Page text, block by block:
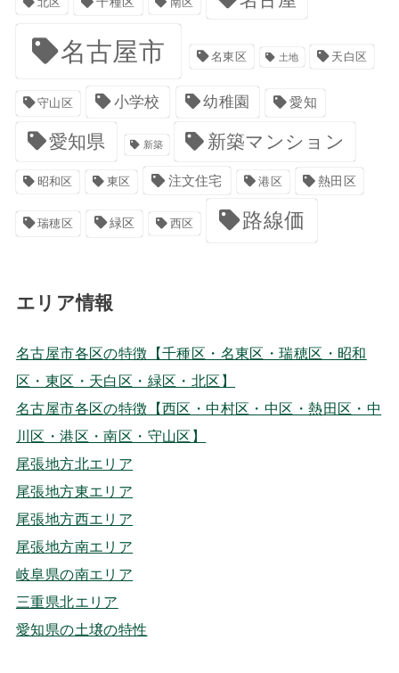
名古屋市 名東区 土地 天白区
守山区 小学校 幼稚園 愛知
愛知県 新築 新築マンション
昭和区 東区 注文住宅 港区 熱田区
瑞穂区 緑区 西区 路線価
エリア情報
名古屋市各区の特徴【千種区・名東区・瑞穂区・昭和
区・東区・天白区・緑区・北区】
名古屋市各区の特徴【西区・中村区・中区・熱田区・中
川区・港区・南区・守山区】
尾張地方北エリア
尾張地方東エリア
尾張地方西エリア
尾張地方南エリア
岐阜県の南エリア
三重県北エリア
愛知県の土壌の特性